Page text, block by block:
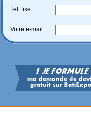
Tel. fixe :
Votre e-mail :